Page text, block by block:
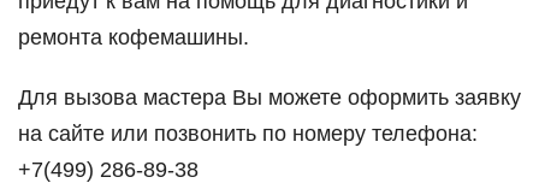
ремонта кофемашины.
Для вызова мастера Вы можете оформить заявку
на сайте или позвонить по номеру телефона:
+7(499) 286-89-38